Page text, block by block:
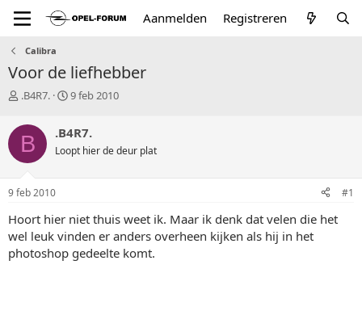
Aanmelden Registreren
Calibra
Voor de liefhebber
T
p
i
c
s
a
t
e
r
.B4R7.
S
r
t
a
m
9 feb 2010
B .B4R7.
Loopt hier de deur plat
9 feb 2010 #1
Hoort hier niet thuis weet ik. Maar ik denk dat velen die het
wel leuk vinden er anders overheen kijken als hij in het
photoshop gedeelte komt.